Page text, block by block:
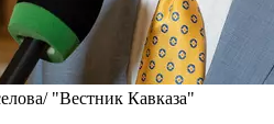
"Вестник Кавказа"